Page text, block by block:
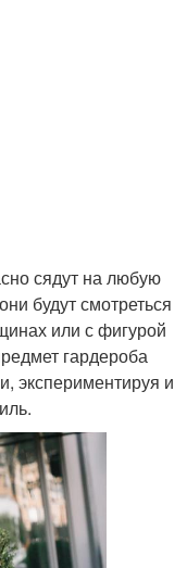
сядут на любую
будут смотреться
или с фигурой
гардероба
и